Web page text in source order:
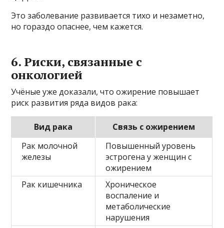
Это заболевание развивается тихо и незаметно,
но гораздо опаснее, чем кажется.
6. Риски, связанные с
онкологией
Учёные уже доказали, что ожирение повышает
риск развития ряда видов рака:
Вид рака
Связь с ожирением
Рак молочной
железы
Повышенный уровень
эстрогена у женщин с
ожирением
Рак кишечника
Хроническое
воспаление и
метаболические
нарушения